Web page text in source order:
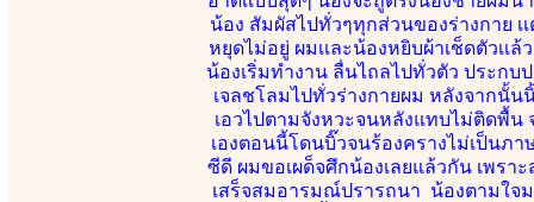
น้อง สัมผัสไปทั่วๆทุกส่วนของร่างกาย
หยุดไม่อยู่ ผมเเละน้องหยิบผ้าเช็ดตัวเเ
น้องเริ่มทำงาน ลื่นไถลไปทั่วตัว ประก
เจลชโลมไปทั่วร่างกายผม หลังจากนั้
เอวไปตามจังหวะจนหลังแทบไม่ติดพื้น
เองตอนนี้โดนบิ๊วจนร้องครางไม่เป็นภ
ซีดี ผมขอเผด็จศึกน้องเลยแล้วกัน เพรา
เสร็จสมอารมณ์ปรารถนา น้องตามใจ